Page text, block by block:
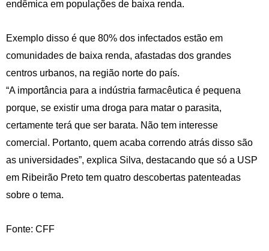
endêmica em populações de baixa renda.
Exemplo disso é que 80% dos infectados estão em
comunidades de baixa renda, afastadas dos grandes
centros urbanos, na região norte do país.
“A importância para a indústria farmacêutica é pequena
porque, se existir uma droga para matar o parasita,
certamente terá que ser barata. Não tem interesse
comercial. Portanto, quem acaba correndo atrás disso são
as universidades”, explica Silva, destacando que só a USP
em Ribeirão Preto tem quatro descobertas patenteadas
sobre o tema.
Fonte: CFF